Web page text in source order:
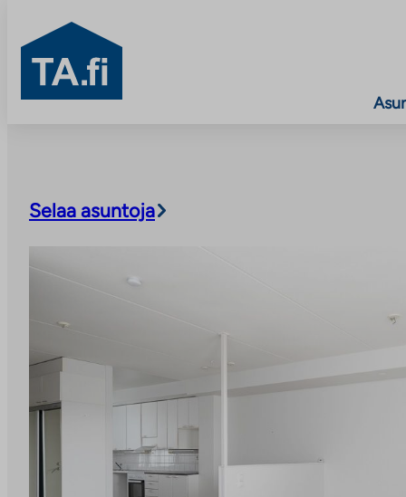
TA.fi
Selaa asuntoja